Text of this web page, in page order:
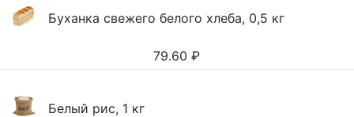
Буханка свежего белого хлеба, 0,5 кг
79.60 ₽
Белый рис, 1 кг